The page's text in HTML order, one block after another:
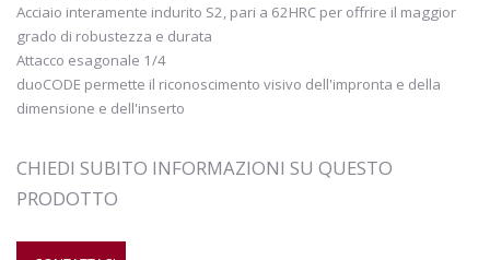
Acciaio interamente indurito S2, pari a 62HRC per offrire il maggior
grado di robustezza e durata
Attacco esagonale 1/4
duoCODE permette il riconoscimento visivo dell'impronta e della
dimensione e dell'inserto
CHIEDI SUBITO INFORMAZIONI SU QUESTO
PRODOTTO